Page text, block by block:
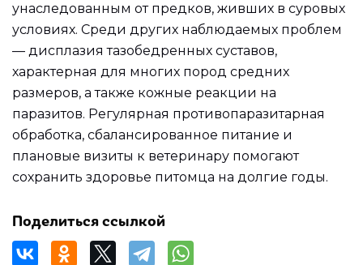
унаследованным от предков, живших в суровых
условиях. Среди других наблюдаемых проблем
— дисплазия тазобедренных суставов,
характерная для многих пород средних
размеров, а также кожные реакции на
паразитов. Регулярная противопаразитарная
обработка, сбалансированное питание и
плановые визиты к ветеринару помогают
сохранить здоровье питомца на долгие годы.
Поделиться ссылкой